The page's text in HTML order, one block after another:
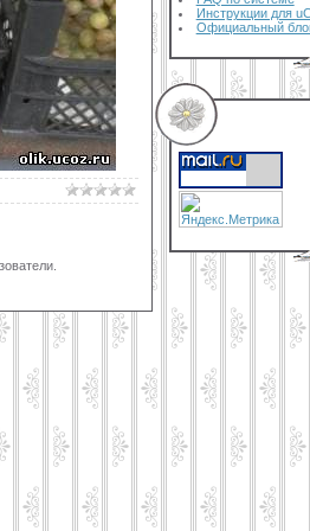
Инструкции для
Официальный